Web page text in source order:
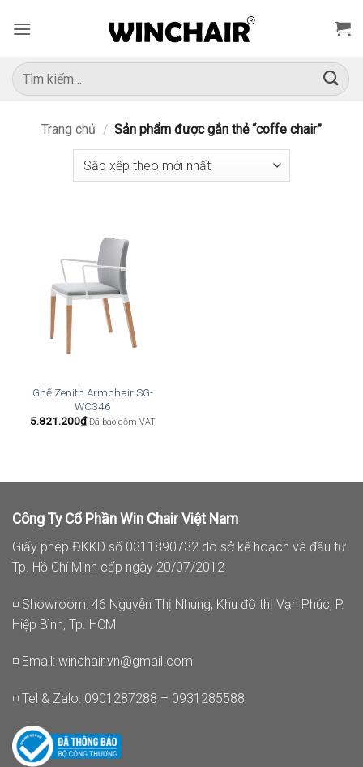
qua
dung
Tìm
kiếm:
Trang chủ / Sản phẩm được gắn thẻ “coffe chair”
Ghế Zenith Armchair SG-
WC346
5.821.200₫ Đã bao gồm VAT
Công Ty Cổ Phần Win Chair Việt Nam
Giấy phép ĐKKD số 0311890732 do sở kế hoạch và đầu tư
Tp. Hồ Chí Minh cấp ngày 20/07/2012
◽ Showroom: 46 Nguyễn Thị Nhung, Khu đô thị Vạn Phúc, P.
Hiệp Bình, Tp. HCM
◽ Email: winchair.vn@gmail.com
◽ Tel & Zalo: 0901287288 – 0931285588